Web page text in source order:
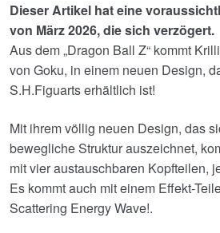
war:
€73.75
ist:
€61.41.
Dieser Artikel hat eine
von März 2026, die sich verzögert.
Aus dem „Dragon Ball Z“ kommt
von Goku, in einem neuen Design,
S.H.Figuarts erhältlich ist!
Mit ihrem völlig neuen Design, das
bewegliche Struktur auszeichnet,
mit vier austauschbaren Kopfteilen,
Es kommt auch mit einem Effekt-
Scattering Energy Wave!.